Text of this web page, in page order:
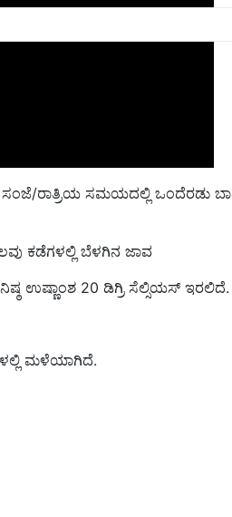
ರಾತ್ರಿಯ ಸಮಯದಲ್ಲಿ ಒಂದೆರಡು ಬಾರಿ
ಉಷ್ಣಾಂಶ 20 ಡಿಗ್ರಿ ಸೆಲ್ಸಿಯಸ್ ಇರಲಿದೆ.
ಮಳೆಯಾಗಿದೆ